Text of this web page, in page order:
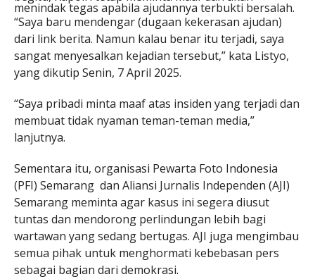
menindak tegas apabila ajudannya terbukti bersalah.
“Saya baru mendengar (dugaan kekerasan ajudan)
dari link berita. Namun kalau benar itu terjadi, saya
sangat menyesalkan kejadian tersebut,” kata Listyo,
yang dikutip Senin, 7 April 2025.
“Saya pribadi minta maaf atas insiden yang terjadi dan
membuat tidak nyaman teman-teman media,”
lanjutnya.
Sementara itu, organisasi Pewarta Foto Indonesia
(PFI) Semarang dan Aliansi Jurnalis Independen (AJI)
Semarang meminta agar kasus ini segera diusut
tuntas dan mendorong perlindungan lebih bagi
wartawan yang sedang bertugas. AJI juga mengimbau
semua pihak untuk menghormati kebebasan pers
sebagai bagian dari demokrasi.